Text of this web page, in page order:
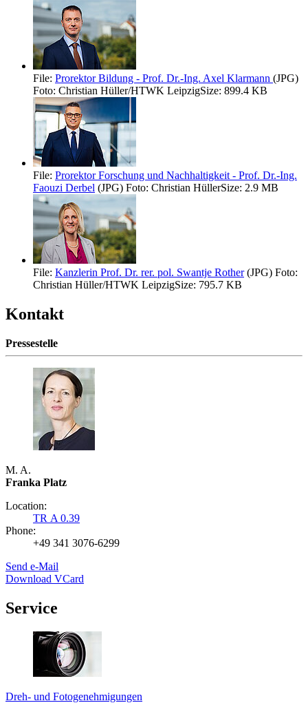
File: Prorektor Bildung - Prof. Dr.-Ing. Axel Klarmann (JPG)
Foto: Christian Hüller/HTWK LeipzigSize: 899.4 KB
File: Prorektor Forschung und Nachhaltigkeit - Prof. Dr.-Ing.
Faouzi Derbel (JPG) Foto: Christian HüllerSize: 2.9 MB
File: Kanzlerin Prof. Dr. rer. pol. Swantje Rother(JPG) Foto:
Christian Hüller/HTWK LeipzigSize: 795.7 KB
Kontakt
Pressestelle
M. A.
Franka Platz
Location:
TR A 0.39
Phone:
+49 341 3076-6299
Send e-Mail
Download VCard
Service
Dreh- und Fotogenehmigungen